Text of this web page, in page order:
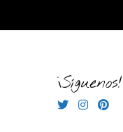
¡Síguenos!